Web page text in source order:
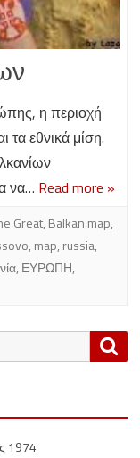
η περιοχή
εθνικά μίση.
να… Read more »
Great, Balkan map,
, map, russia,
, ΕΥΡΩΠΗ,
1974